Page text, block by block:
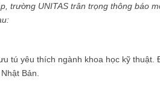
trường UNITAS trân trọng thông báo
tú yêu thích ngành khoa học kỹ
Bản.